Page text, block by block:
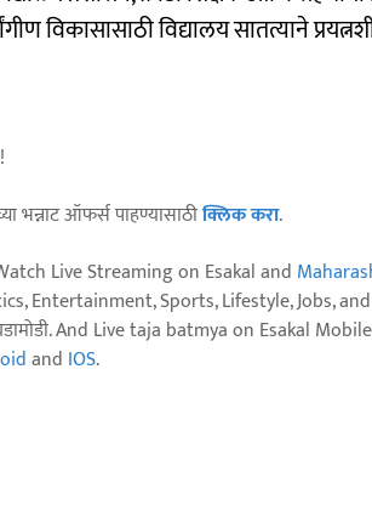
विकासासाठी विद्यालय सातत्याने
!
भन्नाट ऑफर्स पाहण्यासाठीक्लिक करा.
Live Streaming on Esakal and
Entertainment, Sports, Lifestyle, Jobs, and
घडामोडी. And Live taja batmya on Esakal
and IOS.